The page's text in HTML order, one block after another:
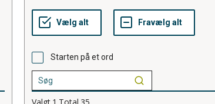
Starten på et ord